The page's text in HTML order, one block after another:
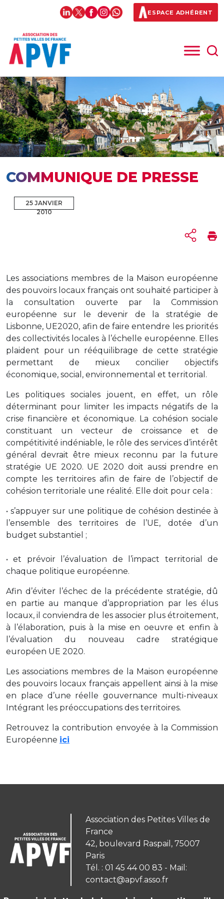
ESPACE ADHÉRENT
COMMUNIQUE DE PRESSE
25 JANVIER
2010
Les associations membres de la Maison européenne
des pouvoirs locaux français ont souhaité participer à
la consultation ouverte par la Commission
européenne sur le devenir de la stratégie de
Lisbonne, UE2020, afin de faire entendre les priorités
des collectivités locales à l’échelle européenne. Elles
plaident pour un rééquilibrage de cette stratégie
permettant de mieux concilier objectifs
économique, social, environnemental et territorial.
Les politiques sociales jouent, en effet, un rôle
déterminant pour limiter les impacts négatifs de la
crise financière et économique. La cohésion sociale
constituant un vecteur de croissance et de
compétitivité indéniable, le rôle des services d’intérêt
général devrait être mieux reconnu par la future
stratégie UE 2020. UE 2020 doit aussi prendre en
compte les territoires afin de faire de l’objectif de
cohésion territoriale une réalité. Elle doit pour cela :
• s’appuyer sur une politique de cohésion destinée à
l’ensemble des territoires de l’UE, dotée d’un
budget substantiel ;
• et prévoir l’évaluation de l’impact territorial de
chaque politique européenne.
Afin d’éviter l’échec de la précédente stratégie, dû
en partie au manque d’appropriation par les élus
locaux, il conviendra de les associer plus étroitement,
à l’élaboration, puis à la mise en oeuvre et enfin à
l’évaluation du nouveau cadre stratégique
européen UE 2020.
Les associations membres de la Maison européenne
des pouvoirs locaux français appellent ainsi à la mise
en place d’une réelle gouvernance multi-niveaux
Intégrant les préoccupations des territoires.
Retrouvez la contribution envoyée à la Commission
Européenne ici
Association des Petites Villes de
France
42, boulevard Raspail, 75007
Paris
Tél. : 01 45 44 00 83 - Mail:
contact@apvf.asso.fr